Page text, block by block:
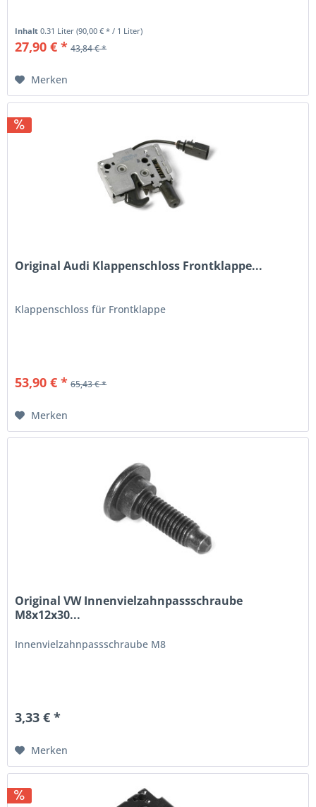
Inhalt0.31 Liter(90,00 € * / 1 Liter)
27,90 € * 43,84 € *
Merken
Original Audi Klappenschloss Frontklappe...
Klappenschloss für Frontklappe
53,90 € * 65,43 € *
Merken
Original VW Innenvielzahnpassschraube
M8x12x30...
Innenvielzahnpassschraube M8
3,33 € *
Merken